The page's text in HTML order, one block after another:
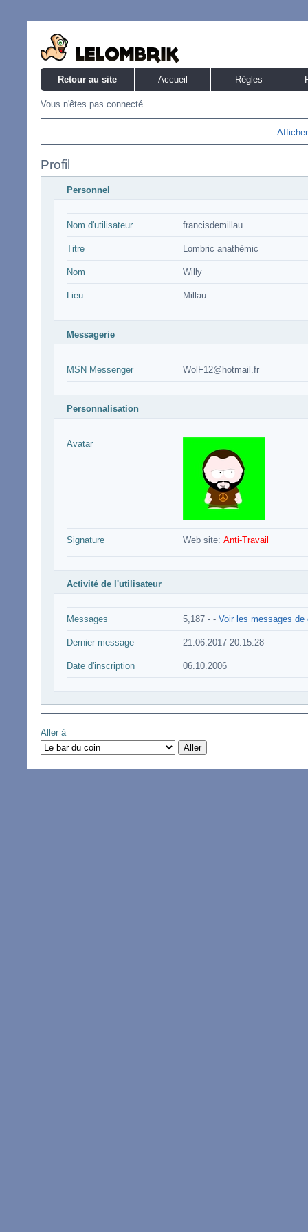
Retour au site Accueil Règles
Vous n'êtes pas connecté.
Profil
Personnel
Nom d'utilisateur francisdemillau
Titre Lombric anathèmic
Nom Willy
Lieu Millau
Messagerie
MSN Messenger WolF12@hotmail.fr
Personnalisation
Avatar
Signature Web site: Anti-Travail
Activité de l'utilisateur
Messages 5,187 - - Voir les messages de
Dernier message 21.06.2017 20:15:28
Date d'inscription 06.10.2006
Aller à